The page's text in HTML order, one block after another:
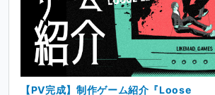
【PV完成】制作ゲーム紹介『Loose